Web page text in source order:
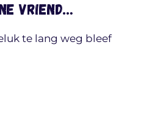
vriend…
te lang weg bleef